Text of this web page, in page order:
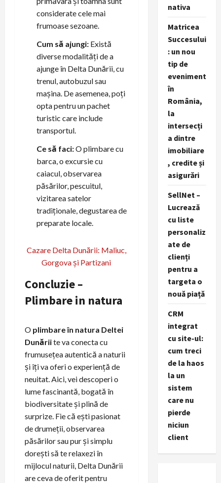
considerate cele mai
frumoase sezoane.
Cum să ajungi: Există
diverse modalități de a
ajunge în Delta Dunării, cu
trenul, autobuzul sau
mașina. De asemenea, poți
opta pentru un pachet
turistic care include
transportul.
Ce să faci:O plimbare cu
barca, o excursie cu
caiacul, observarea
păsărilor, pescuitul,
vizitarea satelor
tradiționale, degustarea de
preparate locale.
Cazare Delta Dunării: Maliuc,
Gorgova și Partizani
Concluzie –
Plimbare in natura
O plimbare în natura Deltei
Dunăriite va conecta cu
frumusețea autentică a naturii
și îți va oferi o experiență de
neuitat. Aici, vei descoperi o
lume fascinantă, bogată în
biodiversitate și plină de
surprize. Fie că ești pasionat
de drumeții, observarea
păsărilor sau pur și simplu
dorești să te relaxezi în
mijlocul naturii, Delta Dunării
are ceva de oferit pentru
nativa
Matricea
Succesului
: un nou
tip de
eveniment
în
România,
la
intersecți
a dintre
imobiliare
, credite și
asigurări
SellNet –
Lucrează
cu liste
personaliz
ate de
clienți
pentru a
targeta o
nouă piață
CRM
integrat
cu site-ul:
cum treci
de la haos
la un
sistem
care nu
pierde
niciun
client